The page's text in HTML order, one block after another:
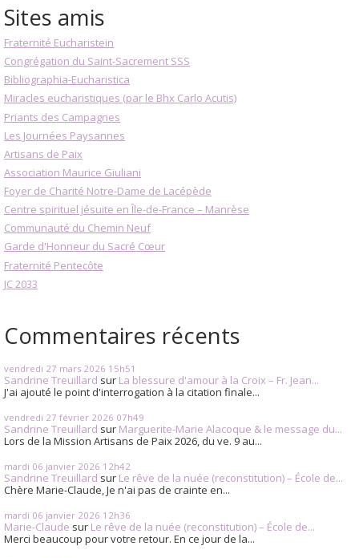
Sites amis
Fraternité Eucharistein
Congrégation du Saint-Sacrement SSS
Bibliographia-Eucharistica
Miracles eucharistiques (par le Bhx Carlo Acutis)
Priants des Campagnes
Les Journées Paysannes
Artisans de Paix
Association Maurice Giuliani
Foyer de Charité Notre-Dame de Lacépède
Centre spirituel jésuite en Île-de-France – Manrèse
Communauté du Chemin Neuf
Garde d'Honneur du Sacré Cœur
Fraternité Pentecôte
JC 2033
Commentaires récents
vendredi 27 mars 2026 15h51
Sandrine Treuillard sur La blessure d'amour à la Croix – Fr. Jean...
J'ai ajouté le point d'interrogation à la citation finale...
vendredi 27 février 2026 07h49
Sandrine Treuillard sur Marguerite-Marie Alacoque & le message du...
Lors de la Mission Artisans de Paix 2026, du ve. 9 au...
mardi 06 janvier 2026 12h42
Sandrine Treuillard sur Le rêve de la nuée (reconstitution) – École de...
Chère Marie-Claude, Je n'ai pas de crainte en...
mardi 06 janvier 2026 12h36
Marie-Claude sur Le rêve de la nuée (reconstitution) – École de...
Merci beaucoup pour votre retour. En ce jour de la...